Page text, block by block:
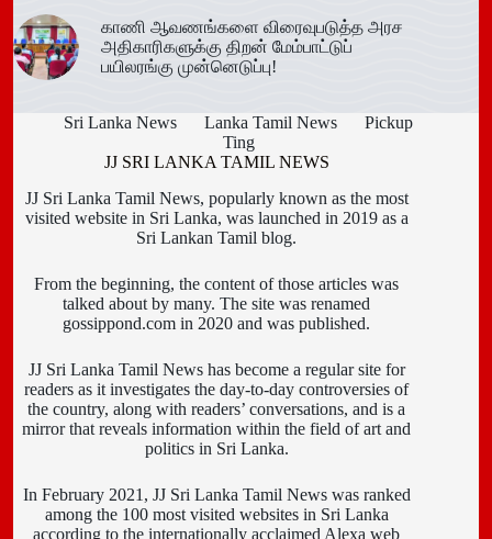
காணி ஆவணங்களை விரைவுபடுத்த அரச
அதிகாரிகளுக்கு திறன் மேம்பாட்டுப்
பயிலரங்கு முன்னெடுப்பு!
Sri Lanka News Lanka Tamil News
Pickup
Ting
JJ SRI LANKA TAMIL NEWS
JJ Sri Lanka Tamil News, popularly known as the most
visited website in Sri Lanka, was launched in 2019 as a
Sri Lankan Tamil blog.
From the beginning, the content of those articles was
talked about by many. The site was renamed
gossippond.com in 2020 and was published.
JJ Sri Lanka Tamil News has become a regular site for
readers as it investigates the day-to-day controversies of
the country, along with readers’ conversations, and is a
mirror that reveals information within the field of art and
politics in Sri Lanka.
In February 2021, JJ Sri Lanka Tamil News was ranked
among the 100 most visited websites in Sri Lanka
according to the internationally acclaimed Alexa web